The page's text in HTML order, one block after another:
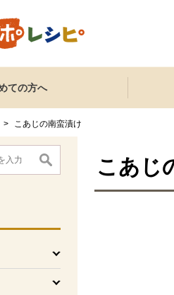
ての方へ
> こあじの南蛮漬け
ューです。
こまで。
こあじ